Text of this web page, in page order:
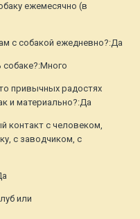
ежемесячно (в
с собакой ежедневно?:Да
привычных радостях
и материально?:Да
контакт с человеком,
с заводчиком, с
или